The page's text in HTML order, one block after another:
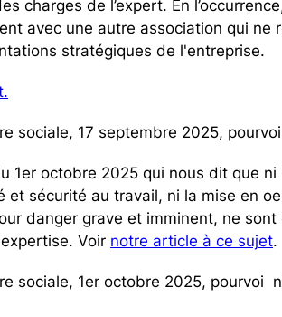
charges de l’expert. En
avec une autre association qui
stratégiques de l'entreprise.
sociale, 17 septembre 2025,
1er octobre 2025 qui nous dit que ni
et sécurité au travail, ni la mise en
danger grave et imminent, ne
Voir notre article à ce sujet.
sociale, 1er octobre 2025, pourvoi